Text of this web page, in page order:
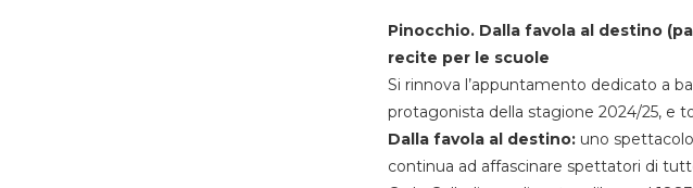
Pinocchio. Dalla favola al destino
recite per le scuole
Si rinnova l’appuntamento dedicato a
protagonista della stagione 2024/25, e
Dalla favola al destino:uno
continua ad affascinare spettatori di